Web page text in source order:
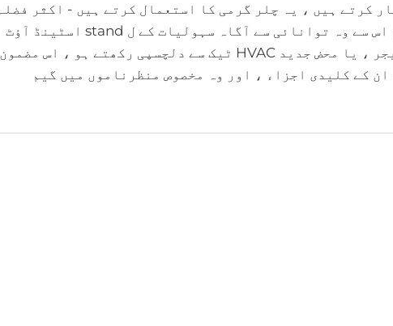
کرتے ہیں ، یہ چلر گرمی کا استعمال کرتے ہیں - اکثر فضلہ
کے ذرائع یا قدرتی گیس سے - ٹھنڈک کے عمل کو چلانے کے ل .۔ اس سے وہ توانائی سے آگاہ سہولیات کے ل stand اسٹینڈ آؤٹ
کا انتخاب بناتے ہیں۔ چاہے آپ انجینئر ، ایک سہولت منیجر ، یا محض جدید HVAC ٹیک سے دلچسپی رکھتے ہو ، اس مضمون
کے کلیدی اجزاء ، اور وہ مخصوص منظرناموں میں گیم